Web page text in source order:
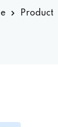
Product